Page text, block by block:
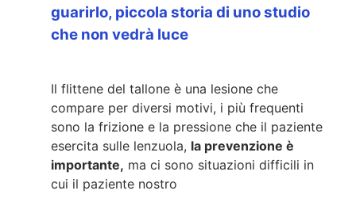
guarirlo, piccola storia di uno studio
che non vedrà luce
Il flittene del tallone è una lesione che
compare per diversi motivi, i più frequenti
sono la frizione e la pressione che il paziente
esercita sulle lenzuola, la prevenzione è
importante, ma ci sono situazioni difficili in
cui il paziente nostro